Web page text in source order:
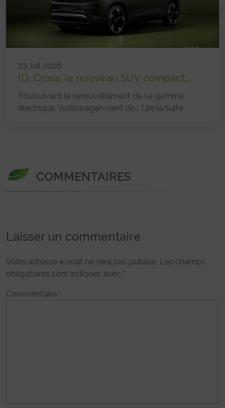
23 Juil 2026
ID. Cross, le nouveau SUV compact...
Poursuivant le renouvellement de sa gamme
électrique, Volkswagen vient de... Lire la suite
COMMENTAIRES
Laisser un commentaire
Votre adresse e-mail ne sera pas publiée. Les champs
obligatoires sont indiqués avec *
Commentaire *